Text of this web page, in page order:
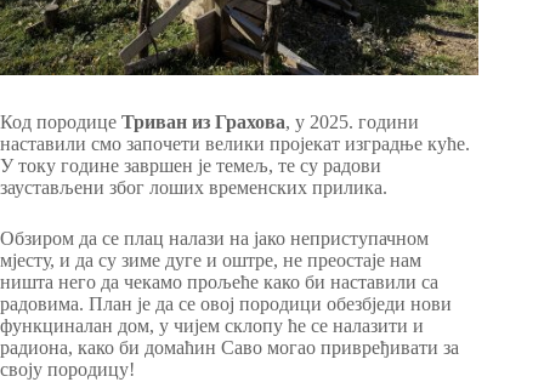
Код породице Триван из Грахова, у 2025. години
наставили смо започети велики пројекат изградње куће.
У току године завршен је темељ, те су радови
заустављени због лоших временских прилика.
Обзиром да се плац налази на јако неприступачном
мјесту, и да су зиме дуге и оштре, не преостаје нам
ништа него да чекамо прољеће како би наставили са
радовима. План је да се овој породици обезбједи нови
функциналан дом, у чијем склопу ће се налазити и
радиона, како би домаћин Саво могао привређивати за
своју породицу!